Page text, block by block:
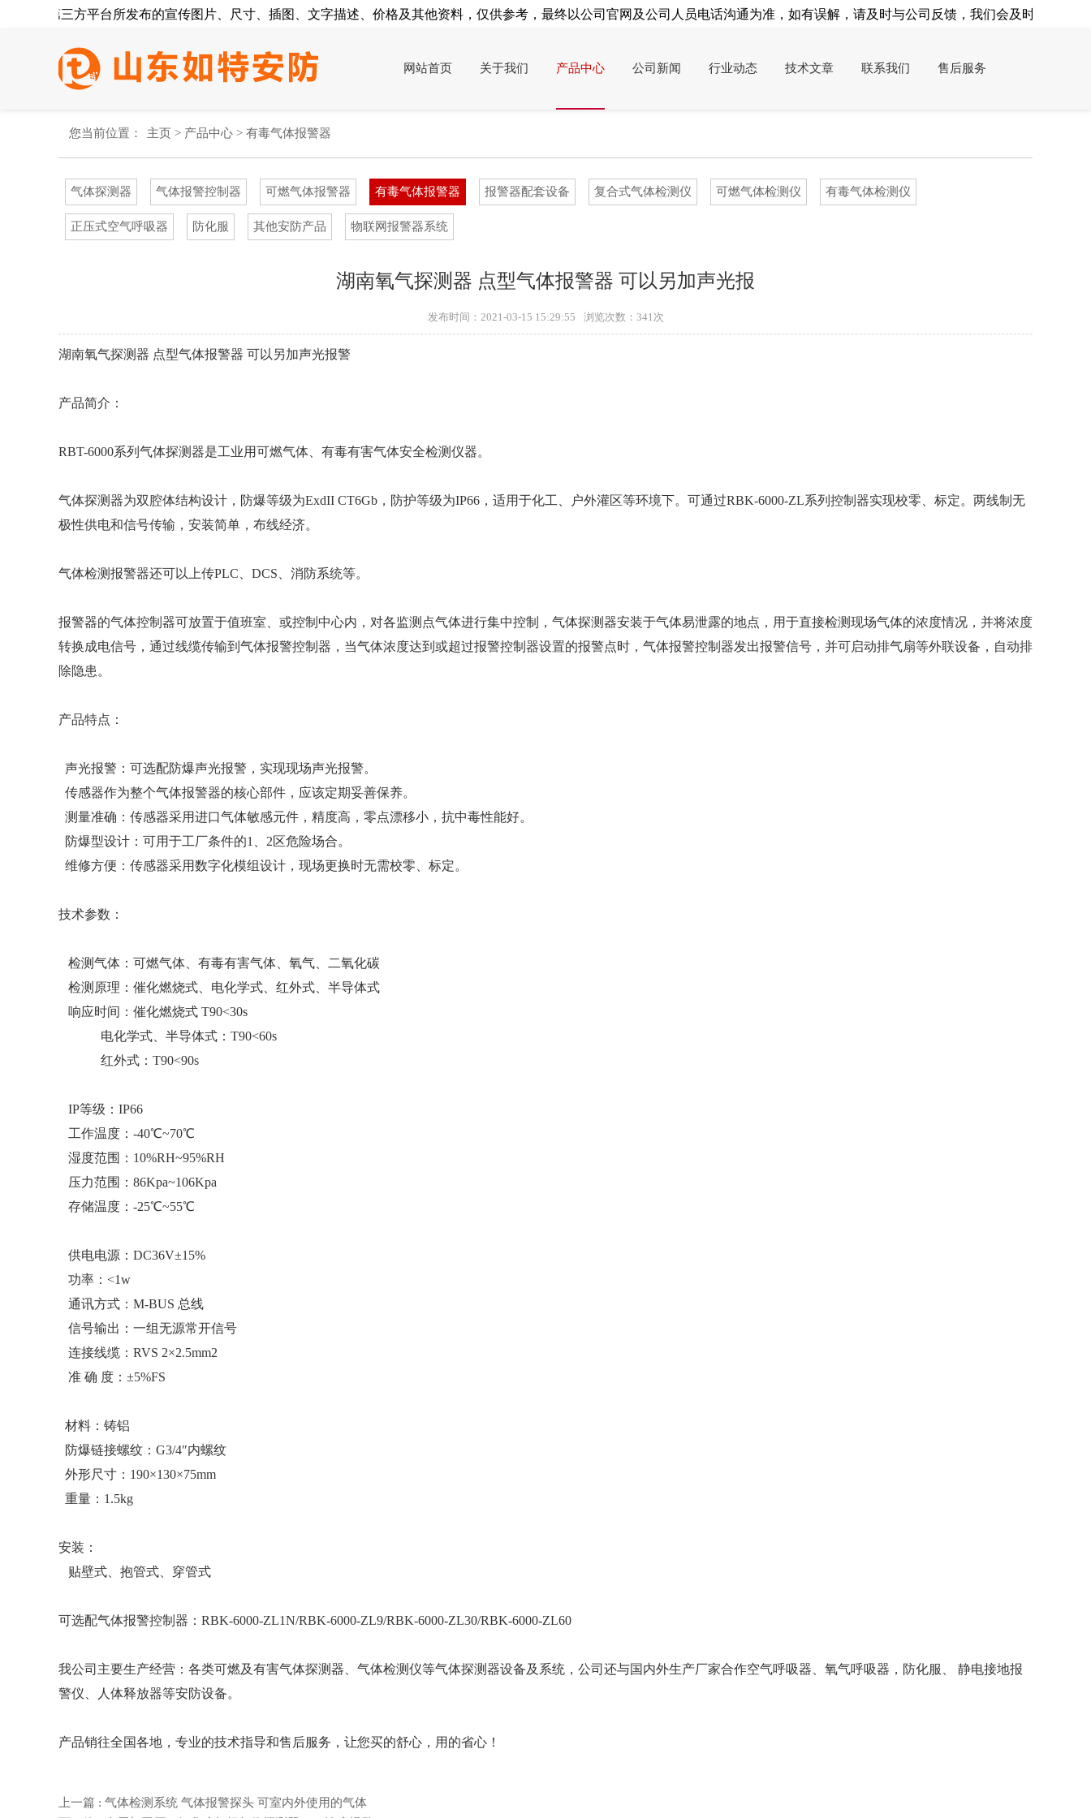
其第三方平台所发布的宣传图片、尺寸、插图、文字描述、价格及其他资料，仅供参考，最终以公司官网及公司人员电话沟通为准，如有误解，请及时与公司反馈，我们会及时处理！
网站首页 关于我们 产品中心 公司新闻 行业动态 技术文章 联系我们 售后服务
您当前位置： 主页 > 产品中心 > 有毒气体报警器
气体探测器 气体报警控制器 可燃气体报警器 有毒气体报警器 报警器配套设备 复合式气体检测仪 可燃气体检测仪 有毒气体检测仪
正压式空气呼吸器 防化服 其他安防产品 物联网报警器系统
湖南氧气探测器 点型气体报警器 可以另加声光报
发布时间：2021-03-15 15:29:55 浏览次数： 341次
湖南氧气探测器 点型气体报警器 可以另加声光报警
产品简介：
RBT-6000系列气体探测器是工业用可燃气体、有毒有害气体安全检测仪器。
气体探测器为双腔体结构设计，防爆等级为ExdII CT6Gb，防护等级为IP66，适用于化工、户外灌区等环境下。可通过RBK-6000-ZL系列控制器实现校零、标定。两线制无
极性供电和信号传输，安装简单，布线经济。
气体检测报警器还可以上传PLC、DCS、消防系统等。
报警器的气体控制器可放置于值班室、或控制中心内，对各监测点气体进行集中控制，气体探测器安装于气体易泄露的地点，用于直接检测现场气体的浓度情况，并将浓度
转换成电信号，通过线缆传输到气体报警控制器，当气体浓度达到或超过报警控制器设置的报警点时，气体报警控制器发出报警信号，并可启动排气扇等外联设备，自动排
除隐患。
产品特点：
声光报警：可选配防爆声光报警，实现现场声光报警。
传感器作为整个气体报警器的核心部件，应该定期妥善保养。
测量准确：传感器采用进口气体敏感元件，精度高，零点漂移小，抗中毒性能好。
防爆型设计：可用于工厂条件的1、2区危险场合。
维修方便：传感器采用数字化模组设计，现场更换时无需校零、标定。
技术参数：
检测气体：可燃气体、有毒有害气体、氧气、二氧化碳
检测原理：催化燃烧式、电化学式、红外式、半导体式
响应时间：催化燃烧式 T90<30s
电化学式、半导体式：T90<60s
红外式：T90<90s
IP等级：IP66
工作温度：-40℃~70℃
湿度范围：10%RH~95%RH
压力范围：86Kpa~106Kpa
存储温度：-25℃~55℃
供电电源：DC36V±15%
功率：<1w
通讯方式：M-BUS 总线
信号输出：一组无源常开信号
连接线缆：RVS 2×2.5mm2
准 确 度：±5%FS
材料：铸铝
防爆链接螺纹：G3/4″内螺纹
外形尺寸：190×130×75mm
重量：1.5kg
安装：
贴壁式、抱管式、穿管式
可选配气体报警控制器：RBK-6000-ZL1N/RBK-6000-ZL9/RBK-6000-ZL30/RBK-6000-ZL60
我公司主要生产经营：各类可燃及有害气体探测器、气体检测仪等气体探测器设备及系统，公司还与国内外生产厂家合作空气呼吸器、氧气呼吸器，防化服、 静电接地报
警仪、人体释放器等安防设备。
产品销往全国各地，专业的技术指导和售后服务，让您买的舒心，用的省心！
上一篇 : 气体检测系统 气体报警探头 可室内外使用的气体